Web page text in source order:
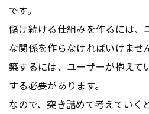
です。
儲け続ける仕組みを作るには、
な関係を作らなければいけま
築するには、ユーザーが抱えて
する必要があります。
なので、突き詰めて考えていく